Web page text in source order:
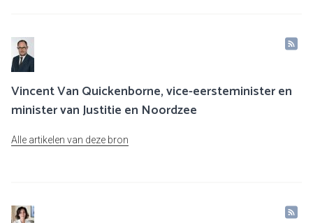
Vincent Van Quickenborne, vice-eersteminister en
minister van Justitie en Noordzee
Alle artikelen van deze bron